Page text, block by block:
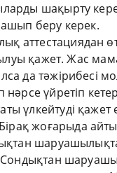
шақырту
беру керек.
қажет. Жас
да тәжірибесі
үйретіп
үлкейтуді қажет
жоғарыда
Сондықтан